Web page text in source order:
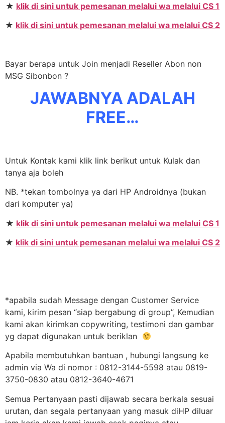
★ klik di sini untuk pemesanan melalui wa melalui CS 1
★ klik di sini untuk pemesanan melalui wa melalui CS 2
Bayar berapa untuk Join menjadi Reseller Abon non
MSG Sibonbon ?
JAWABNYA ADALAH
FREE…
Untuk Kontak kami klik link berikut untuk Kulak dan
tanya aja boleh
NB. *tekan tombolnya ya dari HP Androidnya (bukan
dari komputer ya)
★ klik di sini untuk pemesanan melalui wa melalui CS 1
★ klik di sini untuk pemesanan melalui wa melalui CS 2
*apabila sudah Message dengan Customer Service
kami, kirim pesan “siap bergabung di group”, Kemudian
kami akan kirimkan copywriting, testimoni dan gambar
yg dapat digunakan untuk beriklan
Apabila membutuhkan bantuan , hubungi langsung ke
admin via Wa di nomor : 0812-3144-5598 atau 0819-
3750-0830 atau 0812-3640-4671
Semua Pertanyaan pasti dijawab secara berkala sesuai
urutan, dan segala pertanyaan yang masuk diHP diluar